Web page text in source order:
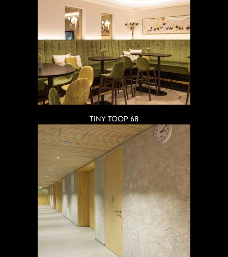
TINY TOOP 68